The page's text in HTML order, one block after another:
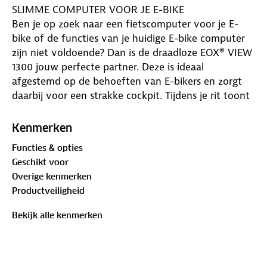
SLIMME COMPUTER VOOR JE E-BIKE
Ben je op zoek naar een fietscomputer voor je E-
bike of de functies van je huidige E-bike computer
zijn niet voldoende? Dan is de draadloze EOX® VIEW
1300 jouw perfecte partner. Deze is ideaal
afgestemd op de behoeften van E-bikers en zorgt
daarbij voor een strakke cockpit. Tijdens je rit toont
E-bike specifieke waarden zoals
de schermweergave naar eigen wensen aanpassen.
Verbind de EOX® VIEW 1300 met de EOX® app,
registreer je rit en krijg via de Komoot app turn-by-
turn aanwijzingen op je scherm.
Kenmerken
Functies & opties
Geschikt voor
Overige kenmerken
Productveiligheid
Bekijk alle kenmerken